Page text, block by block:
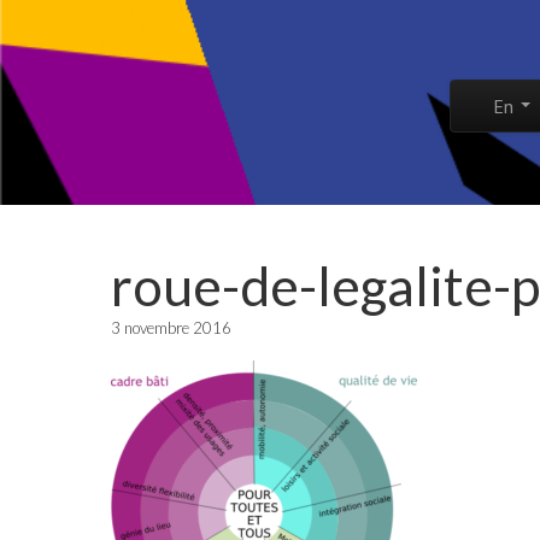
Main
En
roue-de-legalite-
3 novembre 2016